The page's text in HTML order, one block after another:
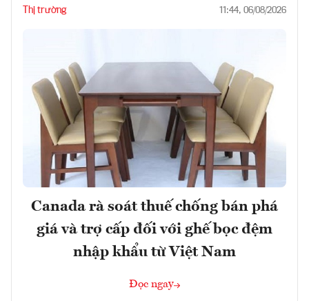
Thị trường 11:44, 06/08/2026
Canada rà soát thuế chống bán phá
giá và trợ cấp đối với ghế bọc đệm
nhập khẩu từ Việt Nam
Đọc ngay